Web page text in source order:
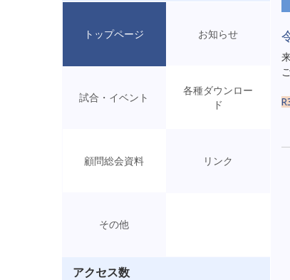
トップページ お知らせ
試合・イベント
各種ダウンロー
ド
顧問総会資料 リンク
その他
アクセス数